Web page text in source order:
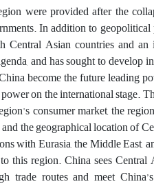
were provided after the
In addition to
Asian countries and an
and has sought to develop
become the future leading
on the international stage.
consumer market, the
the geographical location of
with Eurasia, the Middle East,
this region. China sees Central
trade routes and meet